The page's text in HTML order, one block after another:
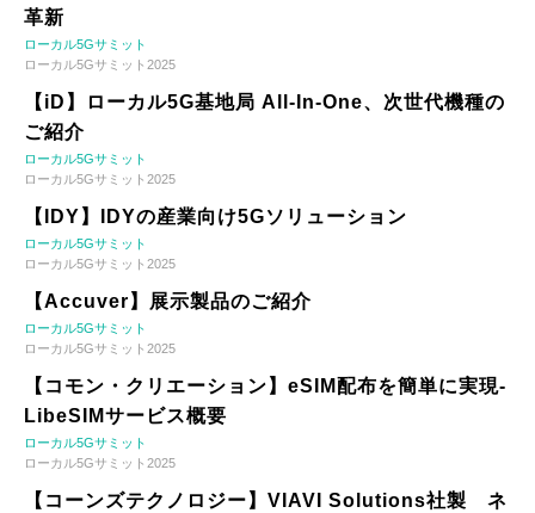
革新
ローカル5Gサミット
ローカル5Gサミット2025
【iD】ローカル5G基地局 All-In-One、次世代機種の
ご紹介
ローカル5Gサミット
ローカル5Gサミット2025
【IDY】IDYの産業向け5Gソリューション
ローカル5Gサミット
ローカル5Gサミット2025
【Accuver】展示製品のご紹介
ローカル5Gサミット
ローカル5Gサミット2025
【コモン・クリエーション】eSIM配布を簡単に実現-
LibeSIMサービス概要
ローカル5Gサミット
ローカル5Gサミット2025
【コーンズテクノロジー】VIAVI Solutions社製 ネ